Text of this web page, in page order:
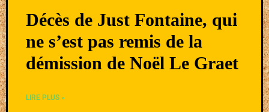
Décès de Just Fontaine, qui
ne s’est pas remis de la
démission de Noël Le Graet
LIRE PLUS »